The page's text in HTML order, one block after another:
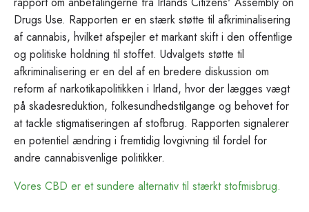
Drugs Use. Rapporten er en stærk støtte til afkriminalisering
af cannabis, hvilket afspejler et markant skift i den offentlige
og politiske holdning til stoffet. Udvalgets støtte til
afkriminalisering er en del af en bredere diskussion om
reform af narkotikapolitikken i Irland, hvor der lægges vægt
på skadesreduktion, folkesundhedstilgange og behovet for
at tackle stigmatiseringen af stofbrug. Rapporten signalerer
en potentiel ændring i fremtidig lovgivning til fordel for
andre cannabisvenlige politikker.
Vores CBD er et sundere alternativ til stærkt stofmisbrug.